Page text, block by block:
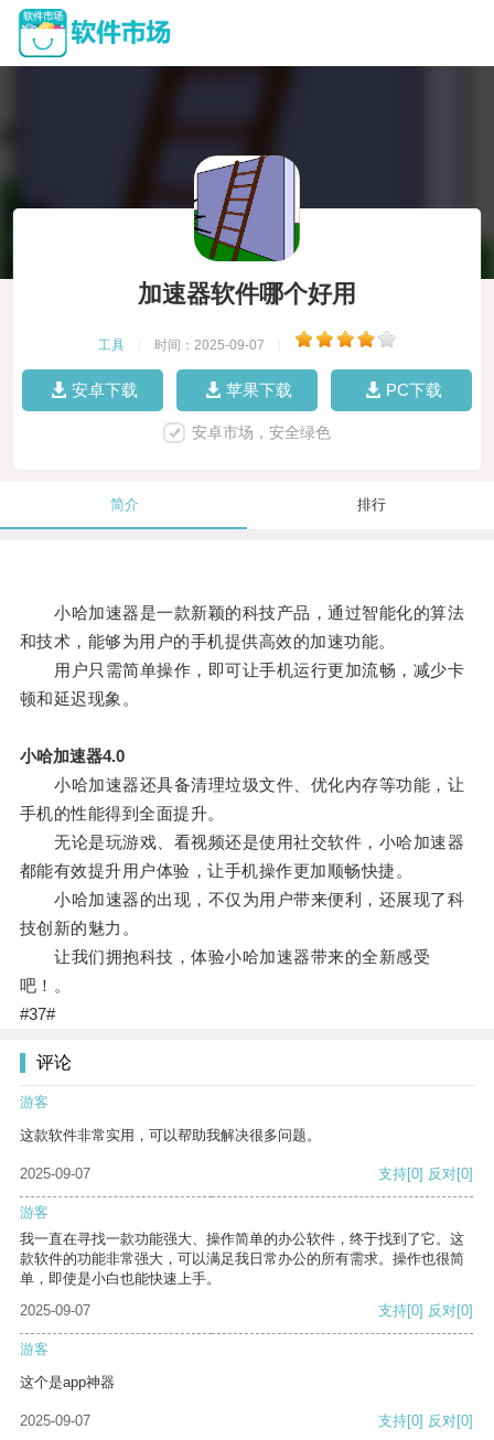
加速器软件哪个好用
工具 时间：2025-09-07
安卓下载 苹果下载 PC下载
安卓市场，安全绿色
简介 排行
小哈加速器是一款新颖的科技产品，通过智能化的算法
和技术，能够为用户的手机提供高效的加速功能。
用户只需简单操作，即可让手机运行更加流畅，减少卡
顿和延迟现象。
小哈加速器4.0
小哈加速器还具备清理垃圾文件、优化内存等功能，让
手机的性能得到全面提升。
无论是玩游戏、看视频还是使用社交软件，小哈加速器
都能有效提升用户体验，让手机操作更加顺畅快捷。
小哈加速器的出现，不仅为用户带来便利，还展现了科
技创新的魅力。
让我们拥抱科技，体验小哈加速器带来的全新感受
吧！。
#37#
评论
游客
这款软件非常实用，可以帮助我解决很多问题。
2025-09-07 支持[0] 反对[0]
游客
我一直在寻找一款功能强大、操作简单的办公软件，终于找到了它。这
款软件的功能非常强大，可以满足我日常办公的所有需求。操作也很简
单，即使是小白也能快速上手。
2025-09-07
支持[0] 反对[0]
游客
这个是app神器
2025-09-07 支持[0] 反对[0]